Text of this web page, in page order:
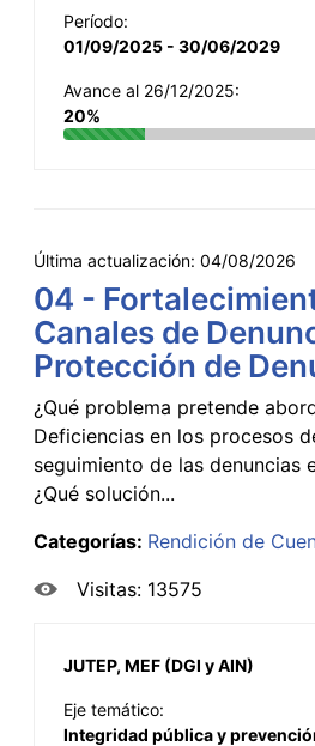
Período:
01/09/2025 - 30/06/2029
Avance al 26/12/2025:
20%
Última actualización: 04/08/2026
04 -
Canales de
Protección de
¿Qué problema pretende
Deficiencias en los procesos
seguimiento de las denuncias
¿Qué solución...
Categorías: Rendición de
Visitas: 13575
JUTEP, MEF (DGI y AIN)
Eje temático:
Integridad pública y